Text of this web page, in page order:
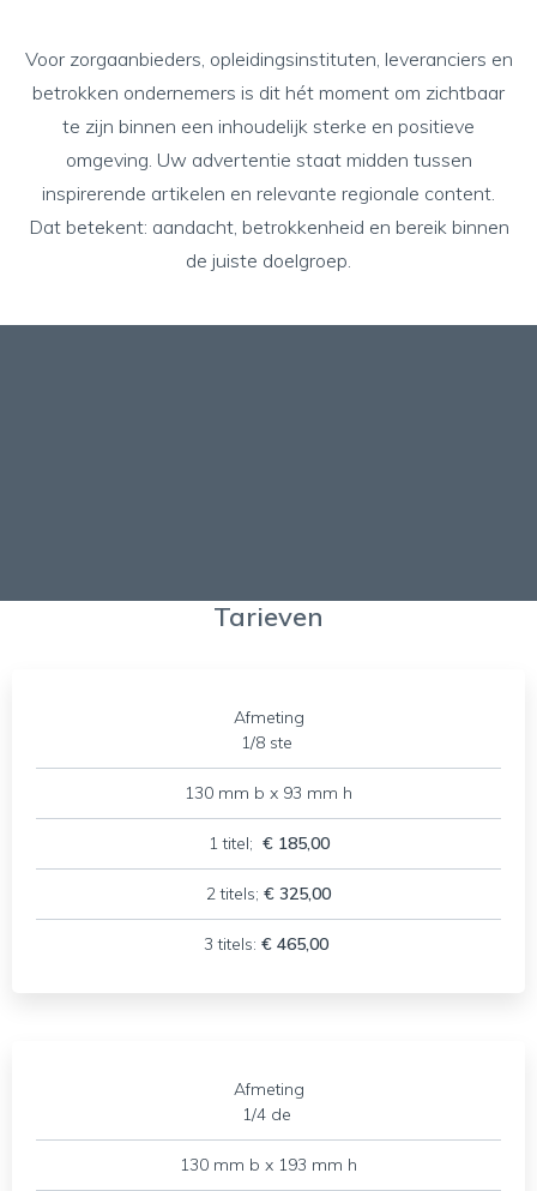
Voor zorgaanbieders, opleidingsinstituten, leveranciers en
betrokken ondernemers is dit hét moment om zichtbaar
te zijn binnen een inhoudelijk sterke en positieve
omgeving. Uw advertentie staat midden tussen
inspirerende artikelen en relevante regionale content.
Dat betekent: aandacht, betrokkenheid en bereik binnen
de juiste doelgroep.
Tarieven
Afmeting
1/8 ste
130 mm b x 93 mm h
1 titel; € 185,00
2 titels; € 325,00
3 titels: € 465,00
Afmeting
1/4 de
130 mm b x 193 mm h